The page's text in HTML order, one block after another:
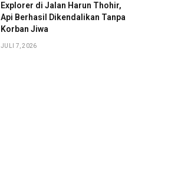
Explorer di Jalan Harun Thohir,
Api Berhasil Dikendalikan Tanpa
Korban Jiwa
JULI 7, 2026